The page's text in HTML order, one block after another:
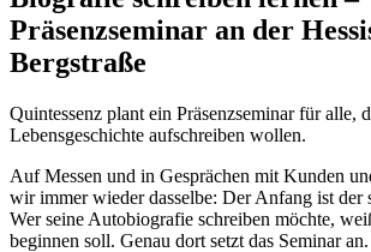
Präsenzseminar an der
Bergstraße
Quintessenz plant ein Präsenzseminar für alle,
Lebensgeschichte aufschreiben wollen.
Auf Messen und in Gesprächen mit Kunden
wir immer wieder dasselbe: Der Anfang ist der
Wer seine Autobiografie schreiben möchte,
beginnen soll. Genau dort setzt das Seminar an.